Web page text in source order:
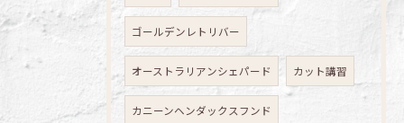
ゴールデンレトリバー
オーストラリアンシェパード カット講習
カニーンヘンダックスフンド